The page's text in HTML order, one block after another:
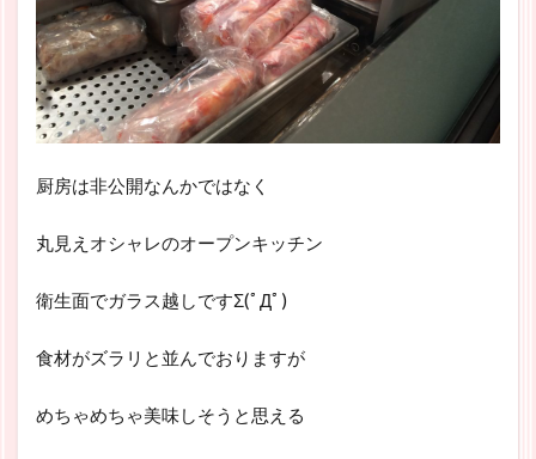
厨房は非公開なんかではなく
丸見えオシャレのオープンキッチン
衛生面でガラス越しですΣ(ﾟДﾟ)
食材がズラリと並んでおりますが
めちゃめちゃ美味しそうと思える